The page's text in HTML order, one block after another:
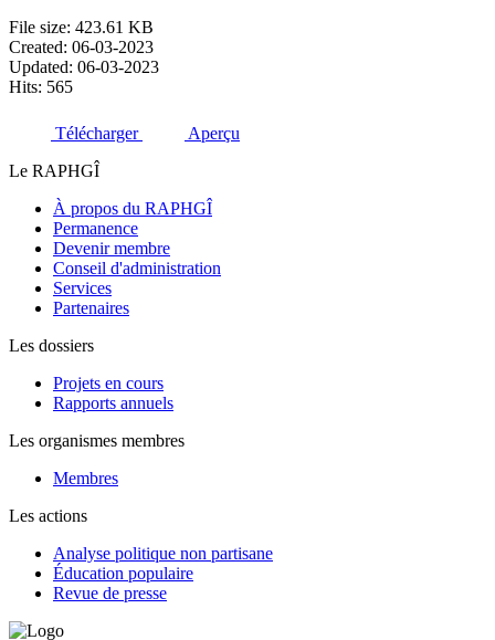
File size: 423.61 KB
Created: 06-03-2023
Updated: 06-03-2023
Hits: 565
Télécharger
Aperçu
Le RAPHGÎ
À propos du RAPHGÎ
Permanence
Devenir membre
Conseil d'administration
Services
Partenaires
Les dossiers
Projets en cours
Rapports annuels
Les organismes membres
Membres
Les actions
Analyse politique non partisane
Éducation populaire
Revue de presse